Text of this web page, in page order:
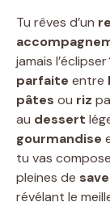
Tu rêves d’un
jamais
parfaite entre
pâtes ou riz
au dessert
gourmandise
tu vas
pleines de
révélant le